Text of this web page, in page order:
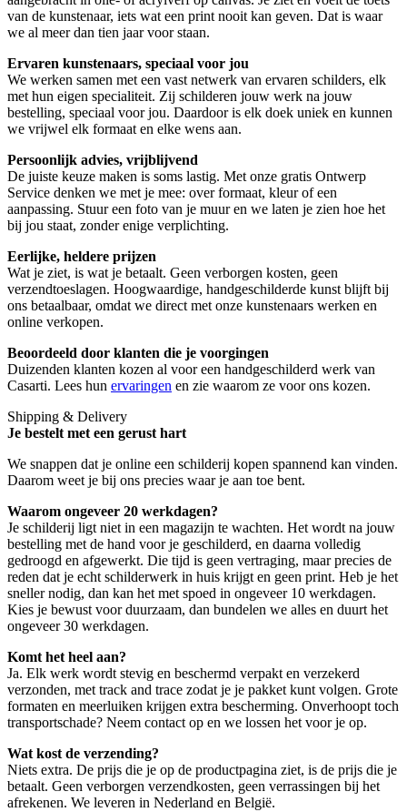
van de kunstenaar, iets wat een print nooit kan geven. Dat is waar
we al meer dan tien jaar voor staan.
Ervaren kunstenaars, speciaal voor jou
We werken samen met een vast netwerk van ervaren schilders, elk
met hun eigen specialiteit. Zij schilderen jouw werk na jouw
bestelling, speciaal voor jou. Daardoor is elk doek uniek en kunnen
we vrijwel elk formaat en elke wens aan.
Persoonlijk advies, vrijblijvend
De juiste keuze maken is soms lastig. Met onze gratis Ontwerp
Service denken we met je mee: over formaat, kleur of een
aanpassing. Stuur een foto van je muur en we laten je zien hoe het
bij jou staat, zonder enige verplichting.
Eerlijke, heldere prijzen
Wat je ziet, is wat je betaalt. Geen verborgen kosten, geen
verzendtoeslagen. Hoogwaardige, handgeschilderde kunst blijft bij
ons betaalbaar, omdat we direct met onze kunstenaars werken en
online verkopen.
Beoordeeld door klanten die je voorgingen
Duizenden klanten kozen al voor een handgeschilderd werk van
Casarti. Lees hun ervaringen en zie waarom ze voor ons kozen.
Shipping & Delivery
Je bestelt met een gerust hart
We snappen dat je online een schilderij kopen spannend kan vinden.
Daarom weet je bij ons precies waar je aan toe bent.
Waarom ongeveer 20 werkdagen?
Je schilderij ligt niet in een magazijn te wachten. Het wordt na jouw
bestelling met de hand voor je geschilderd, en daarna volledig
gedroogd en afgewerkt. Die tijd is geen vertraging, maar precies de
reden dat je echt schilderwerk in huis krijgt en geen print. Heb je het
sneller nodig, dan kan het met spoed in ongeveer 10 werkdagen.
Kies je bewust voor duurzaam, dan bundelen we alles en duurt het
ongeveer 30 werkdagen.
Komt het heel aan?
Ja. Elk werk wordt stevig en beschermd verpakt en verzekerd
verzonden, met track and trace zodat je je pakket kunt volgen. Grote
formaten en meerluiken krijgen extra bescherming. Onverhoopt toch
transportschade? Neem contact op en we lossen het voor je op.
Wat kost de verzending?
Niets extra. De prijs die je op de productpagina ziet, is de prijs die je
betaalt. Geen verborgen verzendkosten, geen verrassingen bij het
afrekenen. We leveren in Nederland en België.